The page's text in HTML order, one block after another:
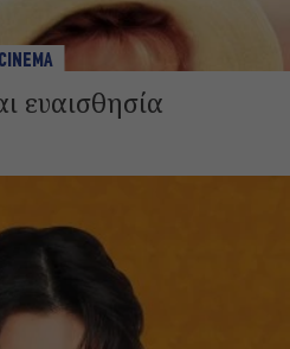
CINEMA
ευαισθησία